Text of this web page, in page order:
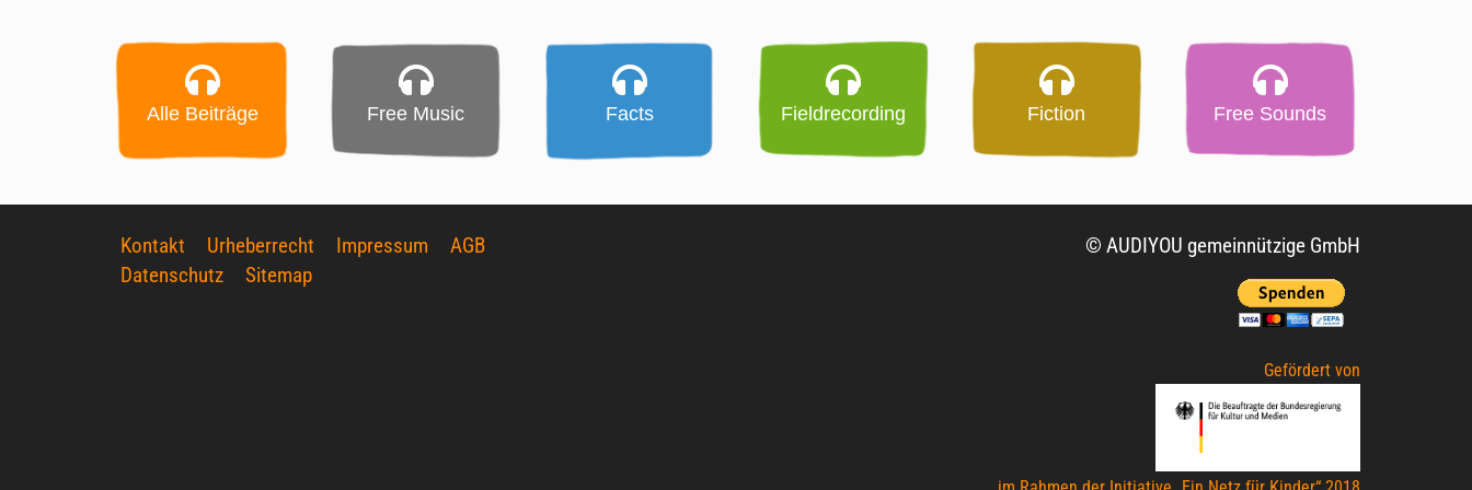
Alle Beiträge Free Music Facts Fieldrecording Fiction Free Sounds
Kontakt Urheberrecht Impressum
AGB
Datenschutz
Sitemap
© AUDIYOU gemeinnützige GmbH
Gefördert von